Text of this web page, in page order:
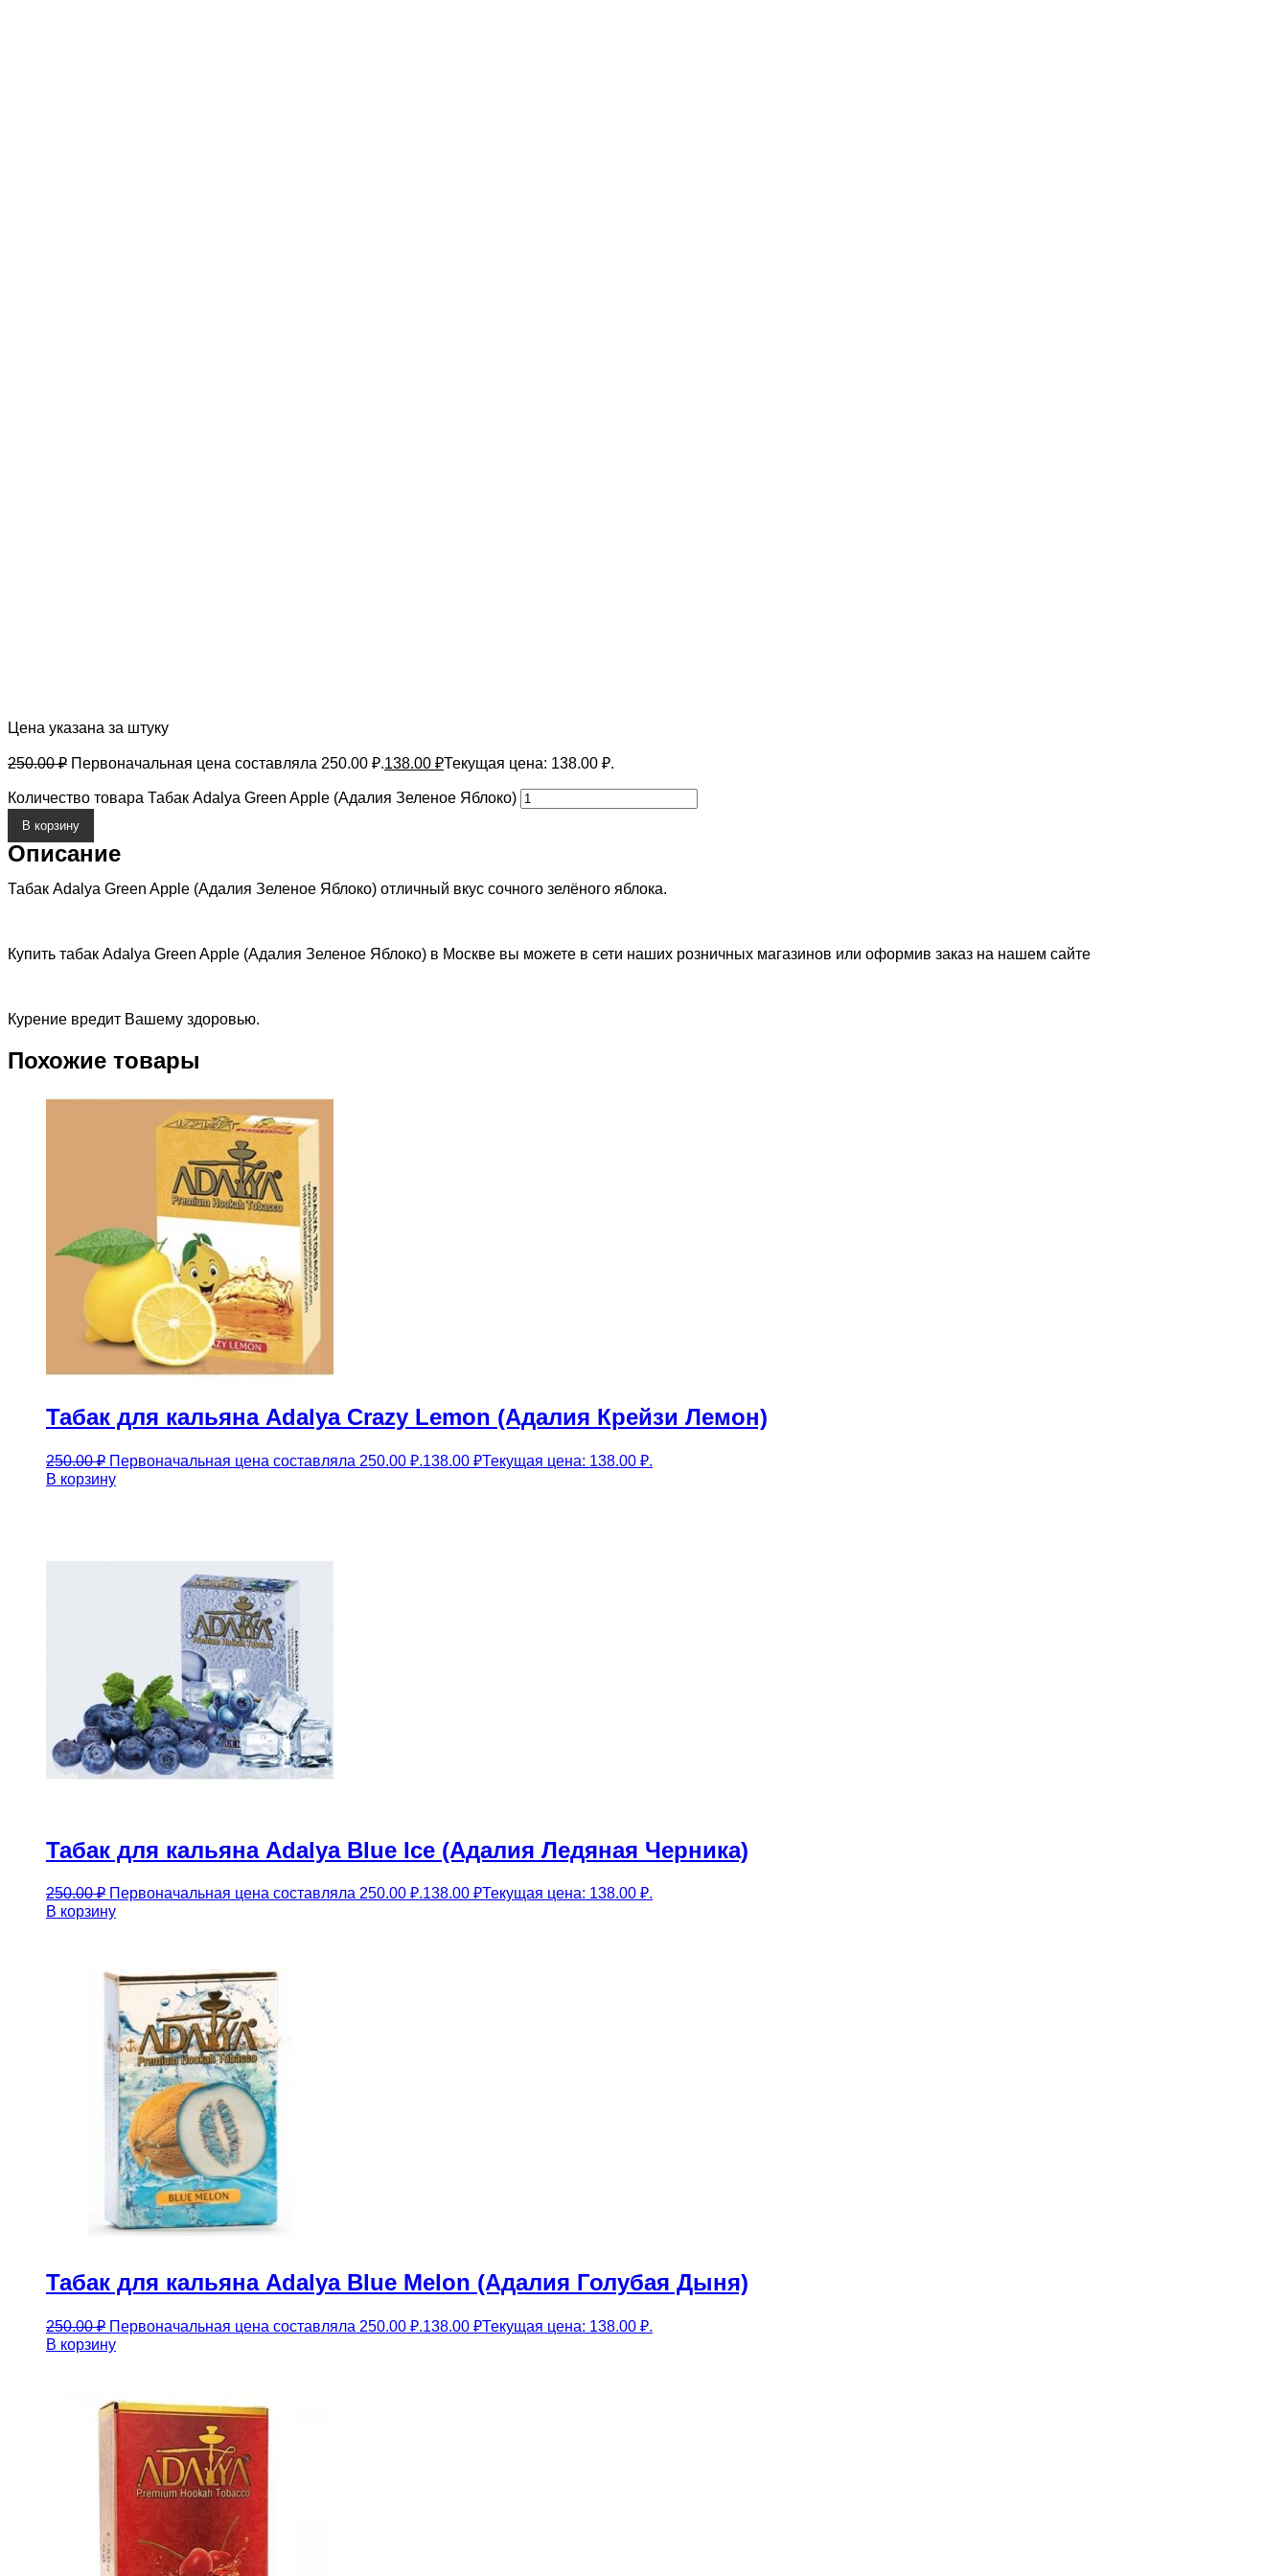
Цена указана за штуку
250.00₽ Первоначальная цена составляла 250.00 ₽.138.00 ₽Текущая цена: 138.00 ₽.
Количество товара Табак Adalya Green Apple (Адалия Зеленое Яблоко)
В корзину
Описание
Табак Adalya Green Apple (Адалия Зеленое Яблоко) отличный вкус сочного зелёного яблока.
Купить табак Adalya Green Apple (Адалия Зеленое Яблоко) в Москве вы можете в сети наших розничных магазинов или оформив заказ на нашем сайте
Курение вредит Вашему здоровью.
Похожие товары
Табак для кальяна Adalya Crazy Lemon (Адалия Крейзи Лемон)
250.00₽ Первоначальная цена составляла 250.00 ₽.138.00 ₽Текущая цена: 138.00 ₽.
В корзину
Табак для кальяна Adalya Blue Ice (Адалия Ледяная Черника)
250.00₽ Первоначальная цена составляла 250.00 ₽.138.00 ₽Текущая цена: 138.00 ₽.
В корзину
Табак для кальяна Adalya Blue Melon (Адалия Голубая Дыня)
250.00₽ Первоначальная цена составляла 250.00 ₽.138.00 ₽Текущая цена: 138.00 ₽.
В корзину